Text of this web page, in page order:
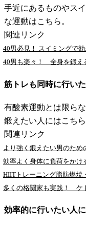
手近にあるものやス
な運動はこちら。
関連リンク
40男必見！ スイミングで
40男も楽々！ 全身を鍛え
筋トレも同時に行い
有酸素運動とは限ら
鍛えたい人にはこち
関連リンク
より強く鍛えたい男のため
効率よく身体に負荷をかけ
HIITトレーニング脂肪燃焼
多くの格闘家も実践！ ケ
効率的に行いたい人